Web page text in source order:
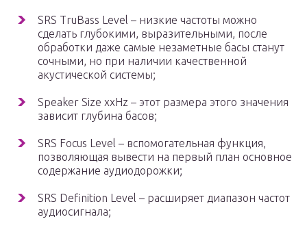
SRS TruBass Level – низкие частоты можно
сделать глубокими, выразительными, после
обработки даже самые незаметные басы станут
сочными, но при наличии качественной
акустической системы;
Speaker Size xxHz – этот размера этого значения
зависит глубина басов;
SRS Focus Level – вспомогательная функция,
позволяющая вывести на первый план основное
содержание аудиодорожки;
SRS Definition Level – расширяет диапазон частот
аудиосигнала;